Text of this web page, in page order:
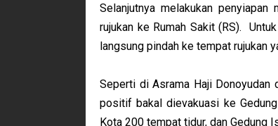
Selanjutnya melakukan
rujukan ke Rumah Sakit (RS).
langsung pindah ke tempat rujukan
Seperti di Asrama Haji Donoyudan
positif bakal dievakuasi ke
Kota 200 tempat tidur, dan Gedung